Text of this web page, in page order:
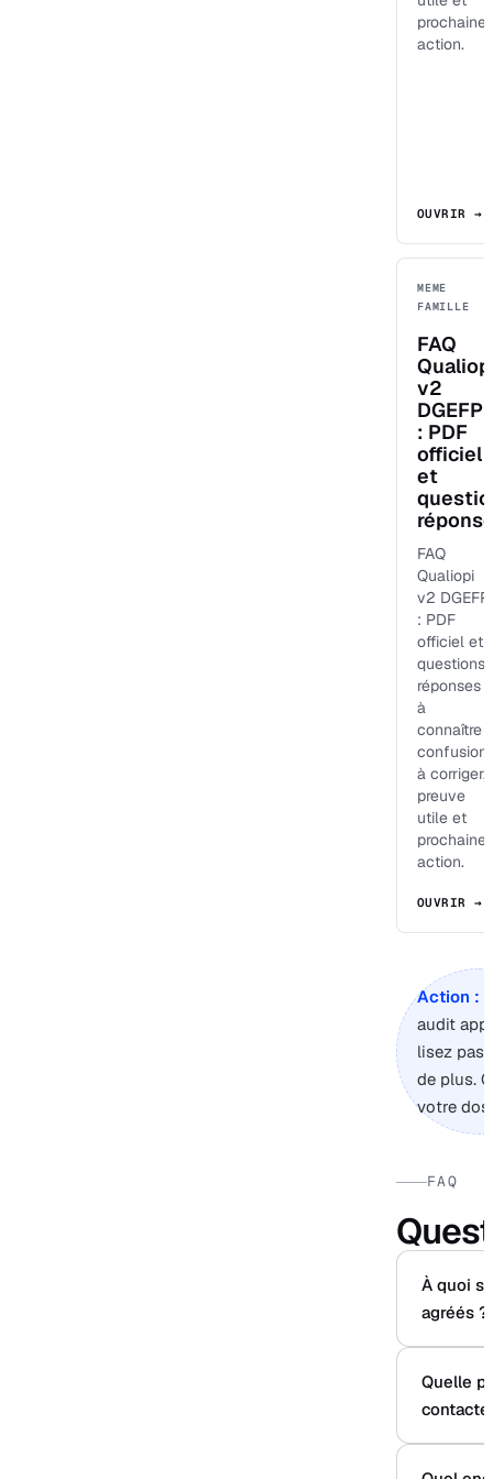
prochaine
action.
OUVRIR →
MEME
FAMILLE
FAQ
v2
DGEFP
: PDF
officiel
et
FAQ
Qualiopi
v2 DGEFP
: PDF
officiel et
questions-
réponses
à
connaître :
confusion
à corriger,
preuve
utile et
prochaine
action.
OUVRIR →
Action :
audit
lisez pas
de plus.
votre
FAQ
À quoi
agréés ?
Quelle